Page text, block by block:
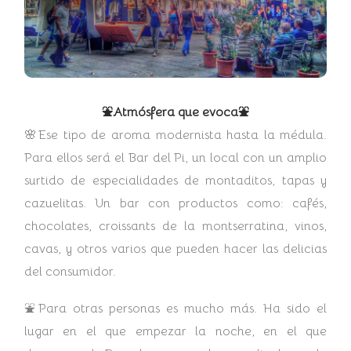
⛲Atmósfera que evoca⛲
🌸Ese tipo de aroma modernista hasta la médula.
Para ellos será el Bar del Pi, un local con un amplio
surtido de especialidades de montaditos, tapas y
cazuelitas. Un bar con productos como: cafés,
chocolates, croissants de la montserratina, vinos,
cavas, y otros varios que pueden hacer las delicias
del consumidor.
⛲Para otras personas es mucho más. Ha sido el
lugar en el que empezar la noche, en el que